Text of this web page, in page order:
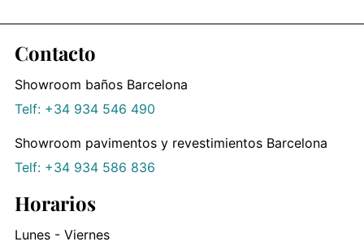
Contacto
Showroom baños Barcelona
Telf: +34 934 546 490
Showroom pavimentos y revestimientos Barcelona
Telf: +34 934 586 836
Horarios
Lunes - Viernes